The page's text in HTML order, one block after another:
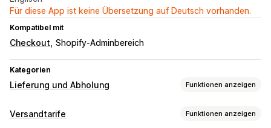
Für diese App ist keine Übersetzung auf Deutsch vorhanden.
Kompatibel mit
Checkout Shopify-Adminbereich
Kategorien
Lieferung und Abholung Funktionen anzeigen
Zustellungsoptionen
Versandtarife Funktionen anzeigen